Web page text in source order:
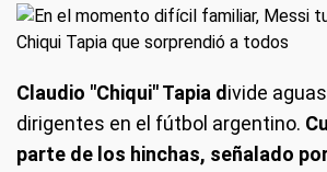
Claudio "Chiqui" Tapia d ivide
dirigentes en el fútbol argentino.
parte de los hinchas, señalado